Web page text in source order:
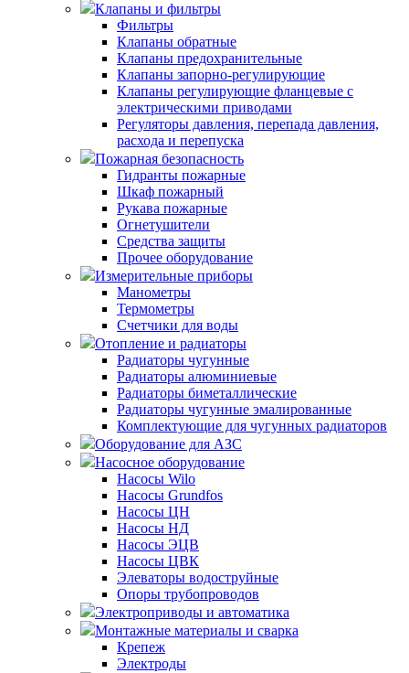
Клапаны и фильтры
Фильтры
Клапаны обратные
Клапаны предохранительные
Клапаны запорно-регулирующие
Клапаны регулирующие фланцевые с
электрическими приводами
Регуляторы давления, перепада давления,
расхода и перепуска
Пожарная безопасность
Гидранты пожарные
Шкаф пожарный
Рукава пожарные
Огнетушители
Средства защиты
Прочее оборудование
Измерительные приборы
Манометры
Термометры
Счетчики для воды
Отопление и радиаторы
Радиаторы чугунные
Радиаторы алюминиевые
Радиаторы биметаллические
Радиаторы чугунные эмалированные
Комплектующие для чугунных радиаторов
Оборудование для АЗС
Насосное оборудование
Насосы Wilo
Насосы Grundfos
Насосы ЦН
Насосы НД
Насосы ЭЦВ
Насосы ЦВК
Элеваторы водоструйные
Опоры трубопроводов
Электроприводы и автоматика
Монтажные материалы и сварка
Крепеж
Электроды